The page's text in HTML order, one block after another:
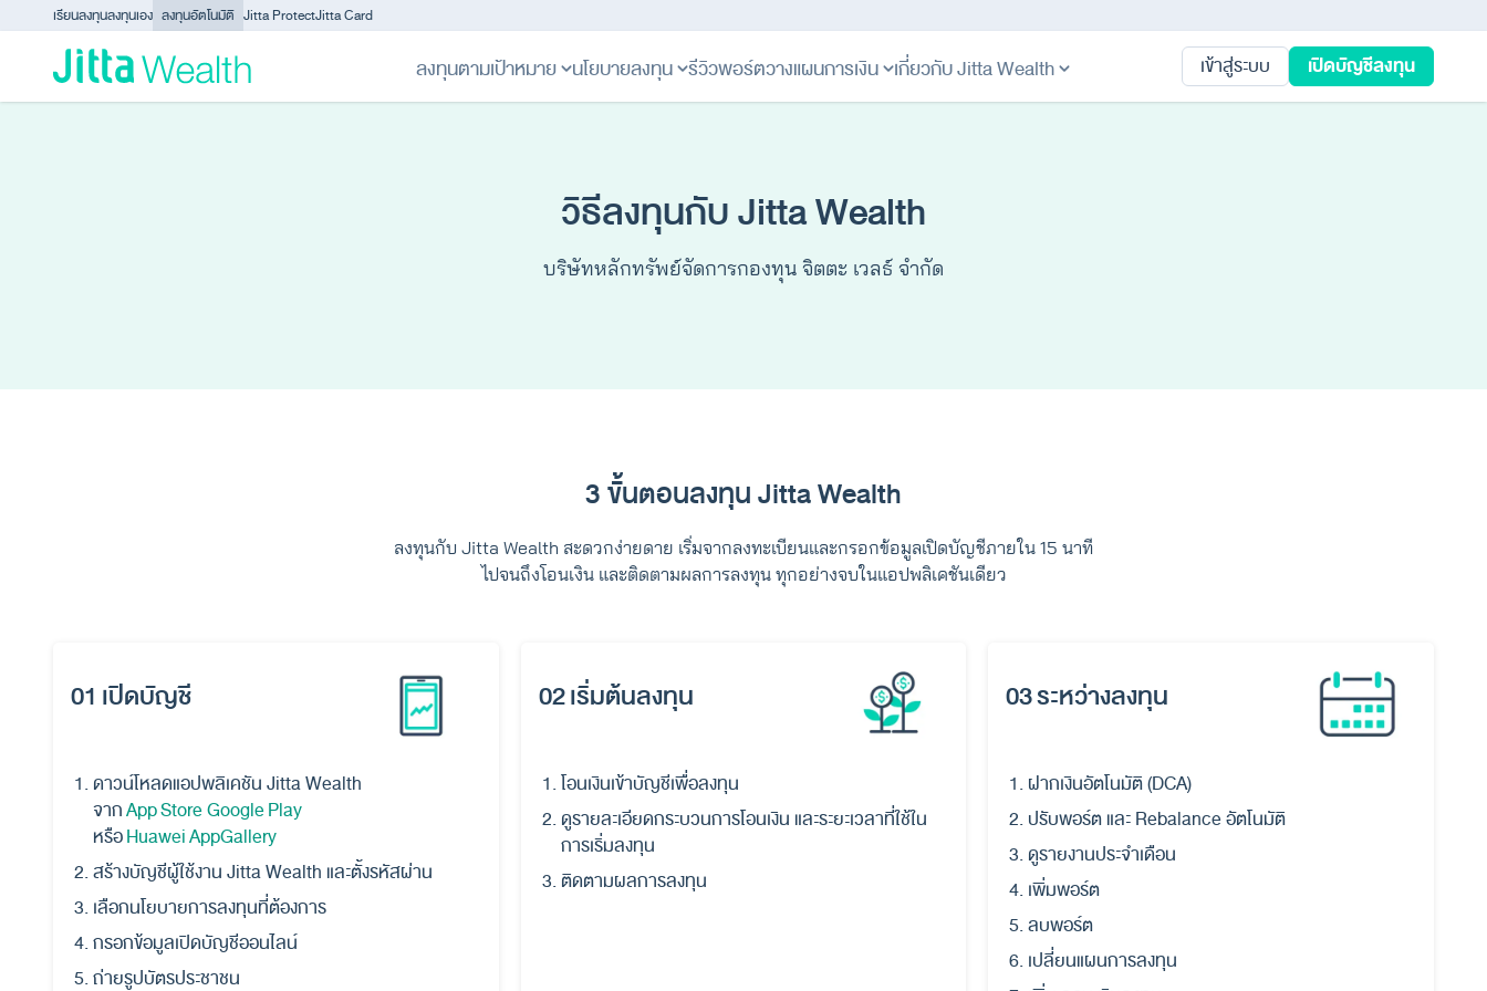
Skip to content - ข้ามไปที่เนื้อหา
เรียนลงทุนลงทุนเอง ลงทุนอัตโนมัติ Jitta ProtectJitta Card
ลงทุนตามเป้าหมาย นโยบายลงทุน รีวิวพอร์ตวางแผนการเงิน เกี่ยวกับ Jitta Wealth เข้าสู่ระบบ เปิดบัญชีลงทุน
วิธีลงทุนกับ Jitta Wealth
บริษัทหลักทรัพย์จัดการกองทุน จิตตะ เวลธ์ จำกัด
3 ขั้นตอนลงทุน Jitta Wealth
ลงทุนกับ Jitta Wealth สะดวกง่ายดาย เริ่มจากลงทะเบียนและกรอกข้อมูลเปิดบัญชีภายใน 15 นาที
ไปจนถึงโอนเงิน และติดตามผลการลงทุน ทุกอย่างจบในแอปพลิเคชันเดียว
01 เปิดบัญชี
ดาวน์โหลดแอปพลิเคชัน Jitta Wealth
จากApp StoreGoogle Play
หรือHuawei AppGallery
สร้างบัญชีผู้ใช้งาน Jitta Wealth และตั้งรหัสผ่าน
เลือกนโยบายการลงทุนที่ต้องการ
กรอกข้อมูลเปิดบัญชีออนไลน์
ถ่ายรูปบัตรประชาชน
02 เริ่มต้นลงทุน
โอนเงินเข้าบัญชีเพื่อลงทุน
ดูรายละเอียดกระบวนการโอนเงิน และระยะเวลาที่ใช้ใน
การเริ่มลงทุน
ติดตามผลการลงทุน
03 ระหว่างลงทุน
ฝากเงินอัตโนมัติ (DCA)
ปรับพอร์ต และ Rebalance อัตโนมัติ
ดูรายงานประจำเดือน
เพิ่มพอร์ต
ลบพอร์ต
เปลี่ยนแผนการลงทุน